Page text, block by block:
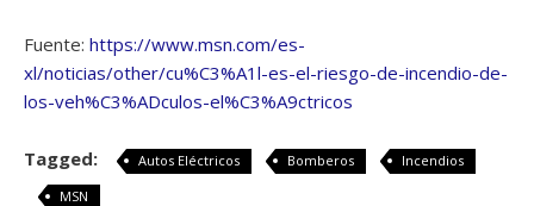
Fuente: https://www.msn.com/es-
xl/noticias/other/cu%C3%A1l-es-el-riesgo-de-incendio-de-
los-veh%C3%ADculos-el%C3%A9ctricos
Tagged: Autos Eléctricos Bomberos
Incendios
MSN